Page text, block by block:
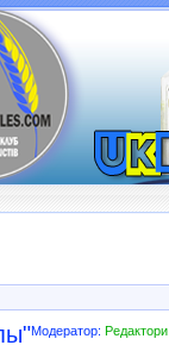
Модератор: Редактори